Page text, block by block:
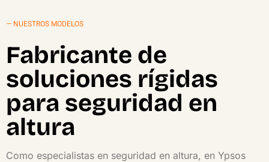
— NUESTROS MODELOS
Fabricante de
soluciones rígidas
para seguridad en
altura
Como especialistas en seguridad en altura, en Ypsos